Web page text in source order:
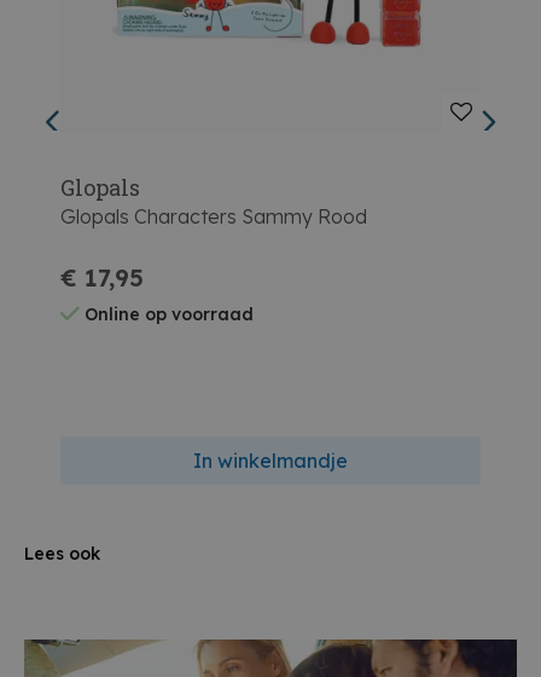
Glopals
Glopals Characters Sammy Rood
€ 17,95
Online op voorraad
In winkelmandje
Lees ook